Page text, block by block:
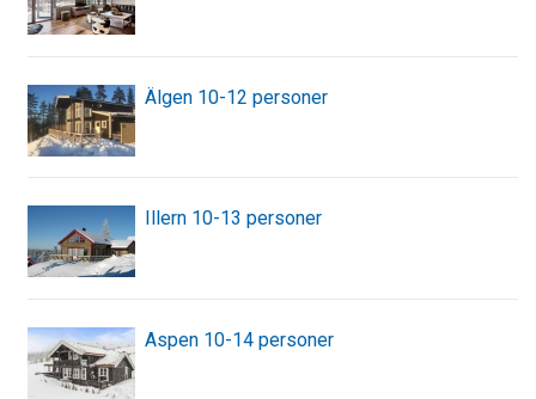
Älgen 10-12 personer
Illern 10-13 personer
Aspen 10-14 personer